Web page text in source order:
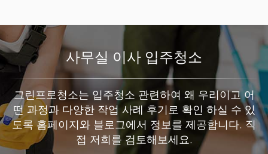
사무실 이사 입주청소
그린프로청소는 입주청소 관련하여 왜 우리이고 어
떤 과정과 다양한 작업 사례 후기로 확인 하실 수 있
도록 홈페이지와 블로그에서 정보를 제공합니다. 직
접 저희를 검토해보세요.